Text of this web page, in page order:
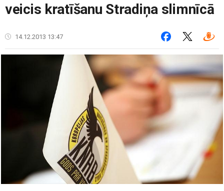
veicis kratīšanu Stradiņa slimnīcā
14.12.2013 13:47